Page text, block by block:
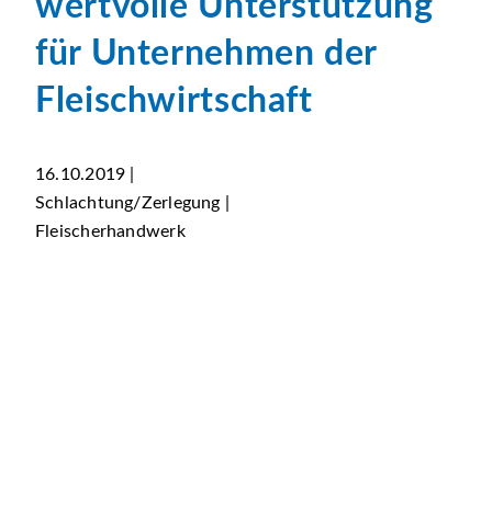
für Unternehmen der
Fleischwirtschaft
16.10.2019 |
Schlachtung/Zerlegung |
Fleischerhandwerk